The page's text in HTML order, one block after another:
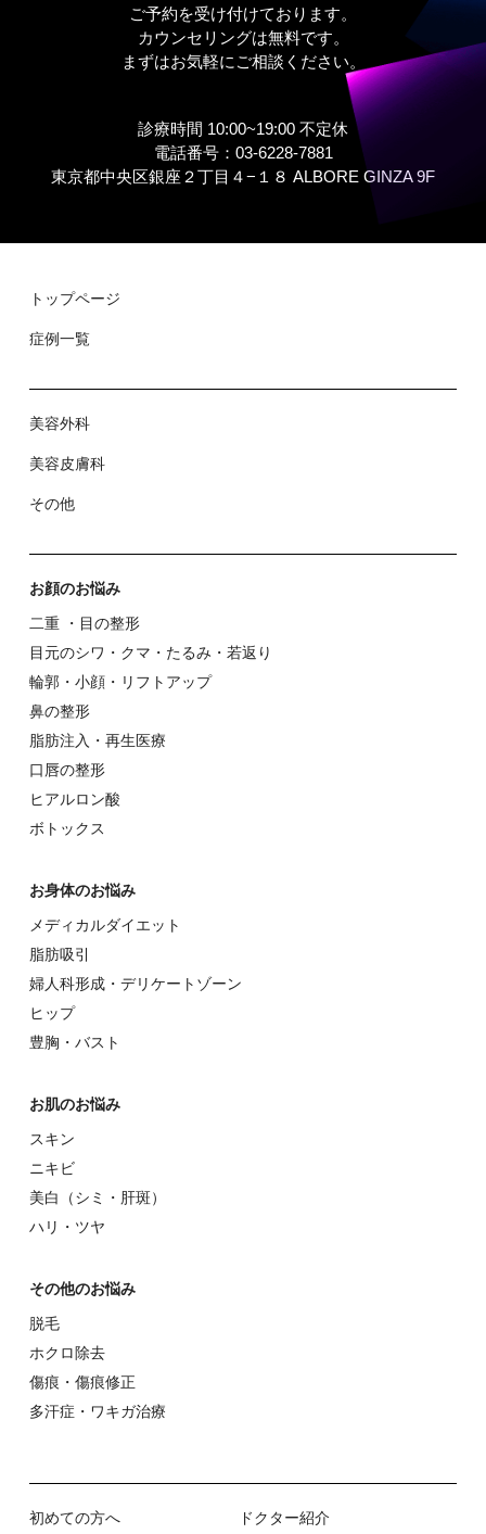
ご予約を受け付けております。
カウンセリングは無料です。
まずはお気軽にご相談ください。
診療時間 10:00~19:00 不定休
電話番号：03-6228-7881
東京都中央区銀座２丁⽬４−１８ ALBORE GINZA 9F
トップページ
症例⼀覧
美容外科
美容⽪膚科
その他
お顔のお悩み
⼆重 ・⽬の整形
⽬元のシワ・クマ・たるみ・若返り
輪郭・⼩顔・リフトアップ
⿐の整形
脂肪注入・再生医療
⼝唇の整形
ヒアルロン酸
ボトックス
お⾝体のお悩み
メディカルダイエット
脂肪吸引
婦⼈科形成・デリケートゾーン
ヒップ
豊胸・バスト
お肌のお悩み
スキン
ニキビ
美⽩（シミ・肝斑）
ハリ・ツヤ
その他のお悩み
脱⽑
ホクロ除去
傷痕・傷痕修正
多汗症・ワキガ治療
初めての⽅へ
ドクター紹介